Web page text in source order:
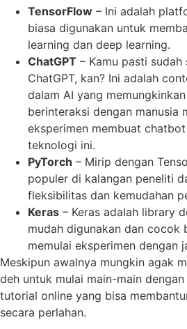
TensorFlow – Ini adalah
biasa digunakan untuk
learning dan deep learning.
ChatGPT – Kamu pasti
ChatGPT, kan? Ini adalah
dalam AI yang
berinteraksi dengan manusia
eksperimen membuat
teknologi ini.
PyTorch – Mirip dengan
populer di kalangan peneliti
fleksibilitas dan kemudahan
Keras – Keras adalah library
mudah digunakan dan cocok
memulai eksperimen dengan
Meskipun awalnya mungkin agak
deh untuk mulai main-main
tutorial online yang bisa
secara perlahan.